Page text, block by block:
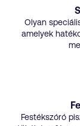
Olyan
amelyek
Festékszóró